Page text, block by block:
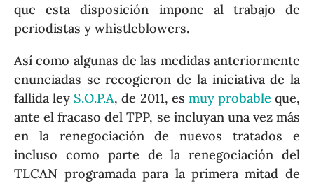
que esta disposición impone al trabajo de
periodistas y whistleblowers.
Así como algunas de las medidas anteriormente
enunciadas se recogieron de la iniciativa de la
fallida ley S.O.P.A, de 2011, es muy probable que,
ante el fracaso del TPP, se incluyan una vez más
en la renegociación de nuevos tratados e
incluso como parte de la renegociación del
TLCAN programada para la primera mitad de